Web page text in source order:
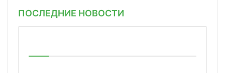
ПОСЛЕДНИЕ НОВОСТИ